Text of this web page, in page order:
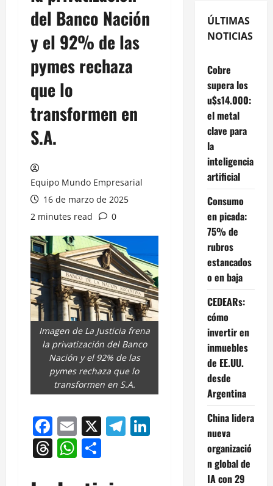
del Banco Nación
y el 92% de las
pymes rechaza
que lo
transformen en
S.A.
Equipo Mundo Empresarial
16 de marzo de 2025
2 minutes read
0
Imagen de La Justicia frena
la privatización del Banco
Nación y el 92% de las
pymes rechaza que lo
transformen en S.A.
Facebook
Email
X Telegram
LinkedIn
Threads
WhatsApp
ÚLTIMAS
NOTICIAS
Cobre
supera los
u$s14.000:
el metal
clave para
la
inteligencia
artificial
Consumo
en picada:
75% de
rubros
estancados
o en baja
CEDEARs:
cómo
invertir en
inmuebles
de EE.UU.
desde
Argentina
China lidera
nueva
organizació
n global de
IA con 29